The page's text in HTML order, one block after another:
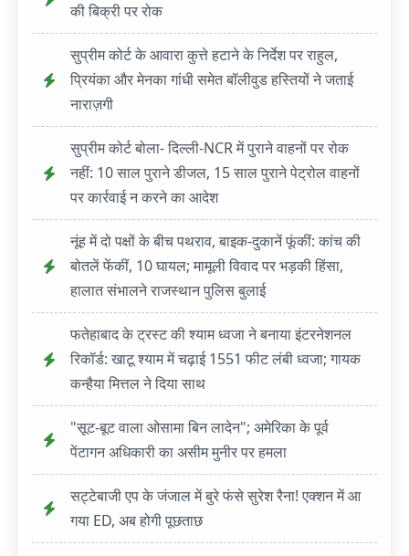
की बिक्री पर रोक
सुप्रीम कोर्ट के आवारा कुत्ते हटाने के निर्देश पर राहुल,
प्रियंका और मेनका गांधी समेत बॉलीवुड हस्तियों ने जताई
नाराज़गी
सुप्रीम कोर्ट बोला- दिल्ली-NCR में पुराने वाहनों पर रोक
नहीं: 10 साल पुराने डीजल, 15 साल पुराने पेट्रोल वाहनों
पर कार्रवाई न करने का आदेश
नूंह में दो पक्षों के बीच पथराव, बाइक-दुकानें फूंकीं: कांच की
बोतलें फेंकीं, 10 घायल; मामूली विवाद पर भड़की हिंसा,
हालात संभालने राजस्थान पुलिस बुलाई
फतेहाबाद के ट्रस्ट की श्याम ध्वजा ने बनाया इंटरनेशनल
रिकॉर्ड: खाटू श्याम में चढ़ाई 1551 फीट लंबी ध्वजा; गायक
कन्हैया मित्तल ने दिया साथ
"सूट-बूट वाला ओसामा बिन लादेन"; अमेरिका के पूर्व
पेंटागन अधिकारी का असीम मुनीर पर हमला
सट्टेबाजी एप के जंजाल में बुरे फंसे सुरेश रैना! एक्शन में आ
गया ED, अब होगी पूछताछ